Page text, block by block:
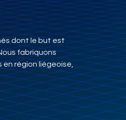
dont le but est
fabriquons
région liègeoise,